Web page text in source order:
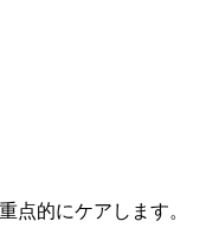
点的にケアします。